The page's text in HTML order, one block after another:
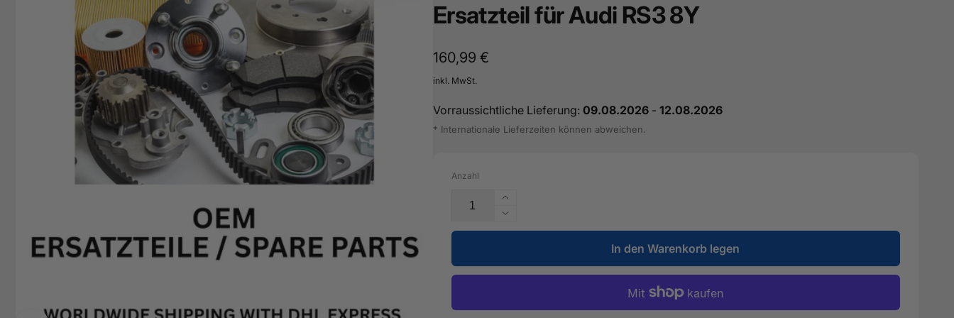
Ersatzteil für Audi RS3 8Y
Normaler
Preis
160,99 €
inkl. MwSt.
Vorraussichtliche Lieferung: 09.08.2026- 12.08.2026
* Internationale Lieferzeiten können abweichen.
Anzahl
Erhöhe
die
Menge
Stabilisator
-
511
Verringere
die
für
Stabilisator
5Q0
In den Warenkorb legen